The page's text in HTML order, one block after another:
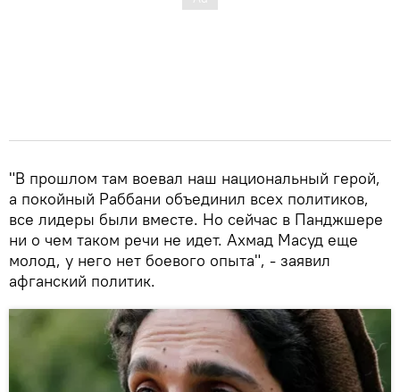
"В прошлом там воевал наш национальный герой,
а покойный Раббани объединил всех политиков,
все лидеры были вместе. Но сейчас в Панджшере
ни о чем таком речи не идет. Ахмад Масуд еще
молод, у него нет боевого опыта", - заявил
афганский политик.